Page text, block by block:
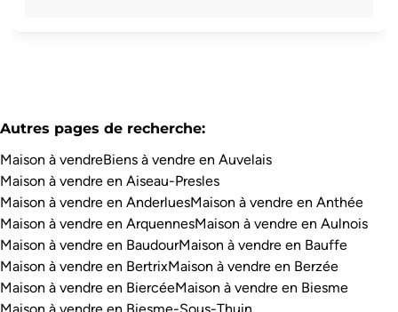
Autres pages de recherche:
Maison à vendreBiens à vendre en Auvelais
Maison à vendre en Aiseau-Presles
Maison à vendre en AnderluesMaison à vendre en Anthée
Maison à vendre en ArquennesMaison à vendre en Aulnois
Maison à vendre en BaudourMaison à vendre en Bauffe
Maison à vendre en BertrixMaison à vendre en Berzée
Maison à vendre en BiercéeMaison à vendre en Biesme